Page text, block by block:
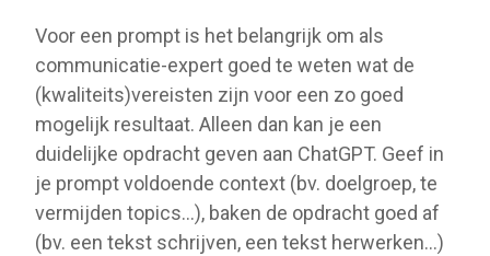
Voor een prompt is het belangrijk om als
communicatie-expert goed te weten wat de
(kwaliteits)vereisten zijn voor een zo goed
mogelijk resultaat. Alleen dan kan je een
duidelijke opdracht geven aan ChatGPT. Geef in
je prompt voldoende context (bv. doelgroep, te
vermijden topics…), baken de opdracht goed af
(bv. een tekst schrijven, een tekst herwerken…)